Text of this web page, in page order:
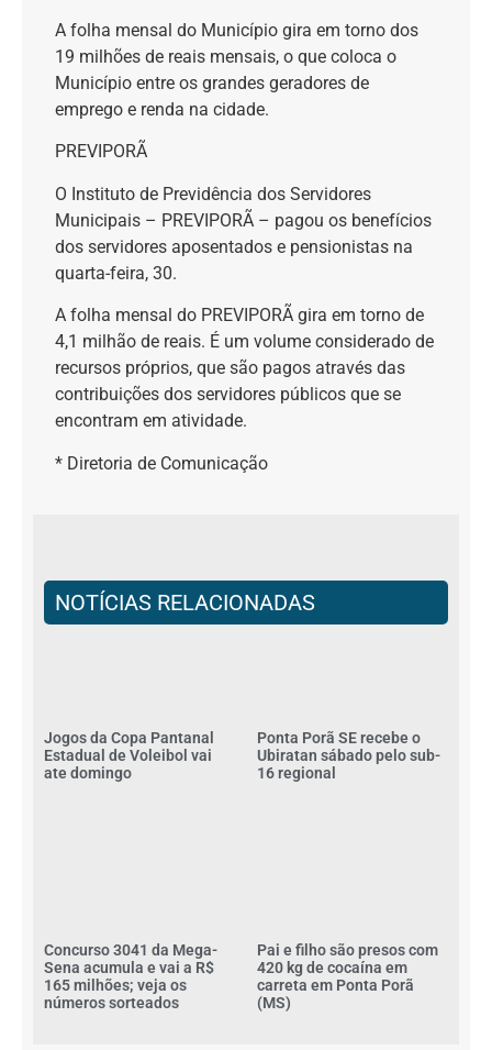
A folha mensal do Município gira em torno dos
19 milhões de reais mensais, o que coloca o
Município entre os grandes geradores de
emprego e renda na cidade.
PREVIPORÃ
O Instituto de Previdência dos Servidores
Municipais – PREVIPORÃ – pagou os benefícios
dos servidores aposentados e pensionistas na
quarta-feira, 30.
A folha mensal do PREVIPORÃ gira em torno de
4,1 milhão de reais. É um volume considerado de
recursos próprios, que são pagos através das
contribuições dos servidores públicos que se
encontram em atividade.
* Diretoria de Comunicação
NOTÍCIAS RELACIONADAS
Jogos da Copa Pantanal
Estadual de Voleibol vai
ate domingo
Ponta Porã SE recebe o
Ubiratan sábado pelo sub-
16 regional
Concurso 3041 da Mega-
Sena acumula e vai a R$
165 milhões; veja os
números sorteados
Pai e filho são presos com
420 kg de cocaína em
carreta em Ponta Porã
(MS)